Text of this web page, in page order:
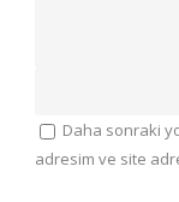
Daha sonraki
adresim ve site